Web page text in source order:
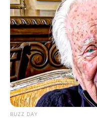
BUZZ DAY